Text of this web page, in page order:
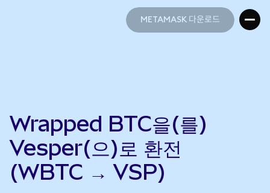
METAMASK 다운로드
Wrapped BTC을(를)
Vesper(으)로 환전
(WBTC → VSP)